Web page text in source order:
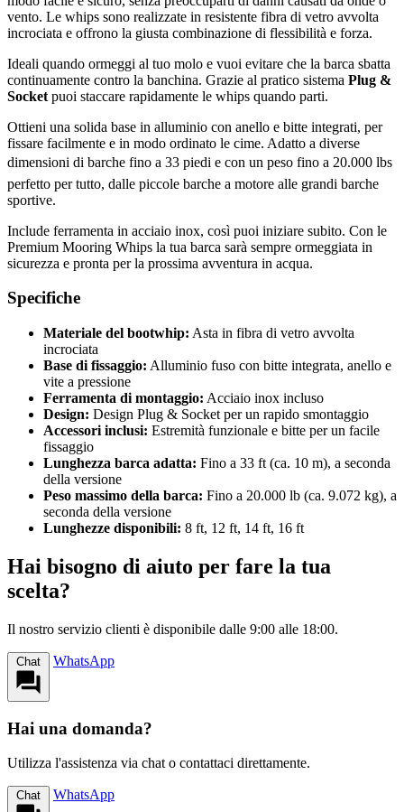
vento. Le whips sono realizzate in resistente fibra di vetro avvolta
incrociata e offrono la giusta combinazione di flessibilità e forza.
Ideali quando ormeggi al tuo molo e vuoi evitare che la barca sbatta
continuamente contro la banchina. Grazie al pratico sistema Plug &
Socket puoi staccare rapidamente le whips quando parti.
Ottieni una solida base in alluminio con anello e bitte integrati, per
fissare facilmente e in modo ordinato le cime. Adatto a diverse
dimensioni di barche fino a 33 piedi e con un peso fino a 20.000 lbs 
perfetto per tutto, dalle piccole barche a motore alle grandi barche
sportive.
Include ferramenta in acciaio inox, così puoi iniziare subito. Con le
Premium Mooring Whips la tua barca sarà sempre ormeggiata in
sicurezza e pronta per la prossima avventura in acqua.
Specifiche
Materiale del bootwhip: Asta in fibra di vetro avvolta
incrociata
Base di fissaggio: Alluminio fuso con bitte integrata, anello e
vite a pressione
Ferramenta di montaggio: Acciaio inox incluso
Design: Design Plug & Socket per un rapido smontaggio
Accessori inclusi: Estremità funzionale e bitte per un facile
fissaggio
Lunghezza barca adatta: Fino a 33 ft (ca. 10 m), a seconda
della versione
Peso massimo della barca: Fino a 20.000 lb (ca. 9.072 kg), a
seconda della versione
Lunghezze disponibili: 8 ft, 12 ft, 14 ft, 16 ft
Hai bisogno di aiuto per fare la tua
scelta?
Il nostro servizio clienti è disponibile dalle 9:00 alle 18:00.
Chat WhatsApp
Hai una domanda?
Utilizza l'assistenza via chat o contattaci direttamente.
Chat WhatsApp